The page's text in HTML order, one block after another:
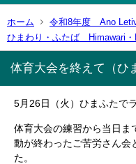
ホーム 令和8年度 Ano
ひまわり・ふたば Himawari・
体育大会を終えて（ひ
5月26日（火）ひまふたで
体育大会の練習から当日ま
動が終わったご苦労さん会
た。